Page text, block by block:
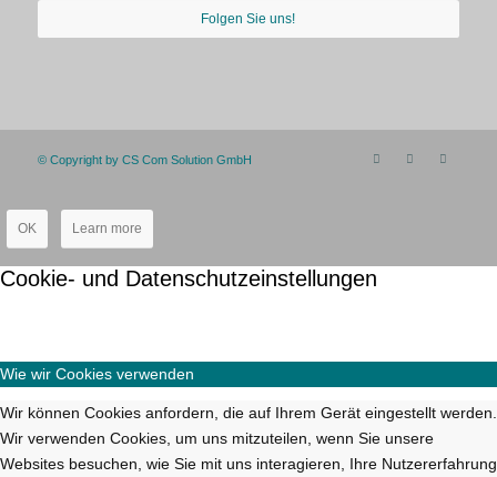
Folgen Sie uns!
© Copyright by CS Com Solution GmbH
OK Learn more
Cookie- und Datenschutzeinstellungen
Wie wir Cookies verwenden
Wir können Cookies anfordern, die auf Ihrem Gerät eingestellt werden.
Wir verwenden Cookies, um uns mitzuteilen, wenn Sie unsere
Websites besuchen, wie Sie mit uns interagieren, Ihre Nutzererfahrung